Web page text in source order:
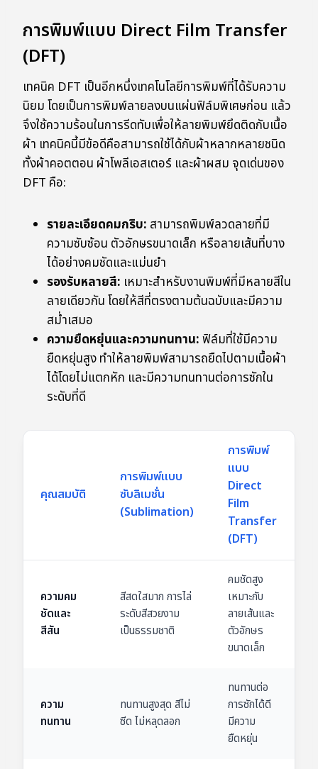
การพิมพ์แบบ Direct Film Transfer
(DFT)
เทคนิค DFT เป็นอีกหนึ่งเทคโนโลยีการพิมพ์ที่ได้รับความ
นิยม โดยเป็นการพิมพ์ลายลงบนแผ่นฟิล์มพิเศษก่อน แล้ว
จึงใช้ความร้อนในการรีดทับเพื่อให้ลายพิมพ์ยึดติดกับเนื้อ
ผ้า เทคนิคนี้มีข้อดีคือสามารถใช้ได้กับผ้าหลากหลายชนิด
ทั้งผ้าคอตตอน ผ้าโพลีเอสเตอร์ และผ้าผสม จุดเด่นของ
DFT คือ:
รายละเอียดคมกริบ: สามารถพิมพ์ลวดลายที่มี
ความซับซ้อน ตัวอักษรขนาดเล็ก หรือลายเส้นที่บาง
ได้อย่างคมชัดและแม่นยำ
รองรับหลายสี: เหมาะสำหรับงานพิมพ์ที่มีหลายสีใน
ลายเดียวกัน โดยให้สีที่ตรงตามต้นฉบับและมีความ
สม่ำเสมอ
ความยืดหยุ่นและความทนทาน:ฟิล์มที่ใช้มีความ
ยืดหยุ่นสูง ทำให้ลายพิมพ์สามารถยืดไปตามเนื้อผ้า
ได้โดยไม่แตกหัก และมีความทนทานต่อการซักใน
ระดับที่ดี
คุณสมบัติ
การพิมพ์แบบ
ซับลิเมชั่น
(Sublimation)
การพิมพ์
แบบ
Direct
Film
Transfer
(DFT)
ความคม
ชัดและ
สีสัน
สีสดใสมาก การไล่
ระดับสีสวยงาม
เป็นธรรมชาติ
คมชัดสูง
เหมาะกับ
ลายเส้นและ
ตัวอักษร
ขนาดเล็ก
ความ
ทนทาน
ทนทานสูงสุด สีไม่
ซีด ไม่หลุดลอก
ทนทานต่อ
การซักได้ดี
มีความ
ยืดหยุ่น